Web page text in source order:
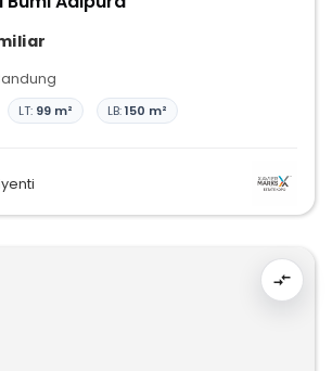
LT: 99 m² LB:150 m²